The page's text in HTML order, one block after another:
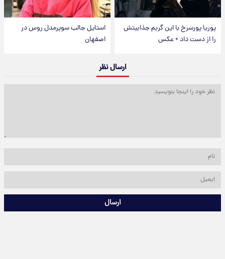
پوریا پورسرخ با این گریم جذابیتش
را از دست داد + عکس
استایل جالب سوپرمدل روس در
اصفهان
ارسال نظر
ارسال